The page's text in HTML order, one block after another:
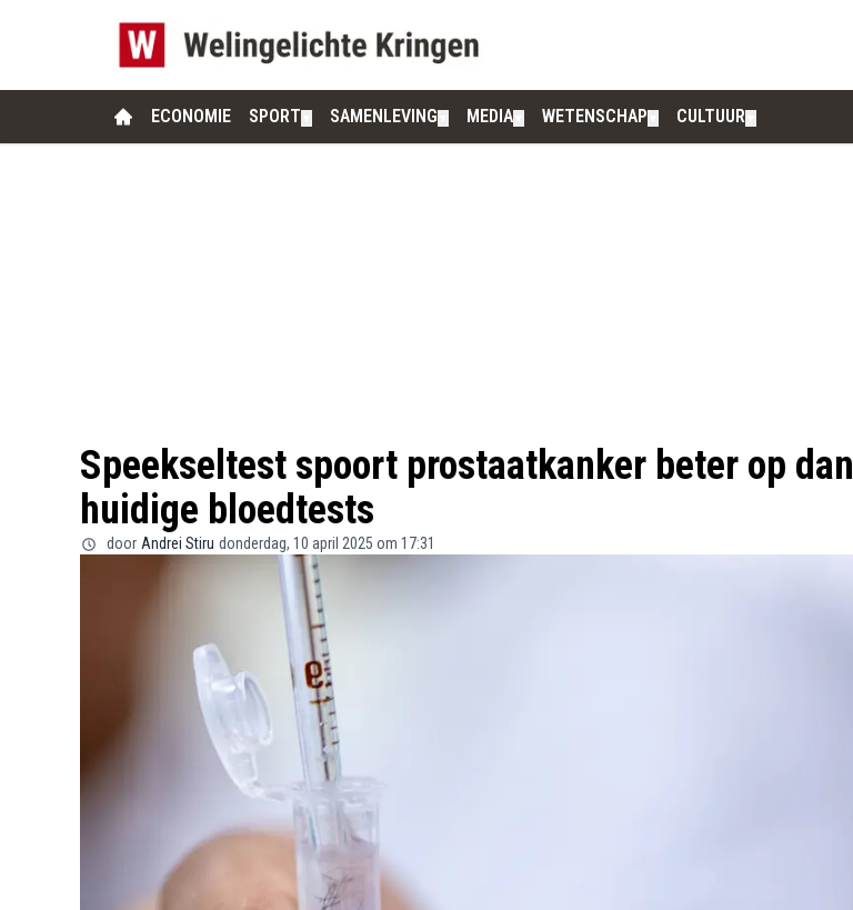
ECONOMIE SPORT SAMENLEVING MEDIA WETENSCHAP CULTUUR
Speekseltest spoort prostaatkanker beter op dan
huidige bloedtests
door Andrei Stiru donderdag, 10 april 2025 om 17:31